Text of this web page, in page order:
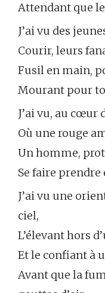
Attendant que
J’ai vu des
Courir, leurs
Fusil en main,
Mourant pour
J’ai vu, au cœur
Où une rouge
Un homme,
Se faire
J’ai vu une
ciel,
L’élevant hors
Et le confiant à
Avant que la